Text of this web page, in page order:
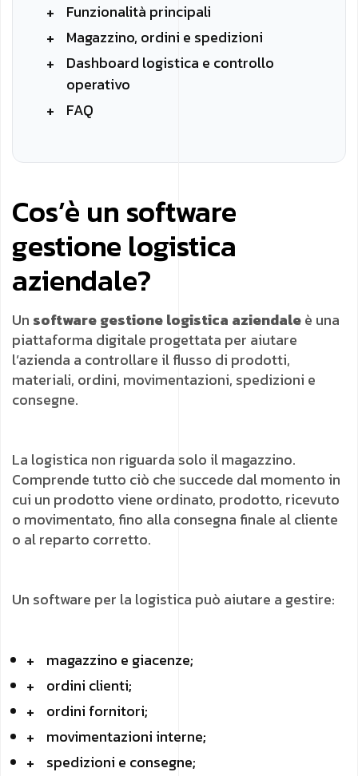
Funzionalità principali
Magazzino, ordini e spedizioni
Dashboard logistica e controllo
operativo
FAQ
Cos’è un software
gestione logistica
aziendale?
Un software gestione logistica aziendaleè una
piattaforma digitale progettata per aiutare
l’azienda a controllare il flusso di prodotti,
materiali, ordini, movimentazioni, spedizioni e
consegne.
La logistica non riguarda solo il magazzino.
Comprende tutto ciò che succede dal momento in
cui un prodotto viene ordinato, prodotto, ricevuto
o movimentato, fino alla consegna finale al cliente
o al reparto corretto.
Un software per la logistica può aiutare a gestire:
magazzino e giacenze;
ordini clienti;
ordini fornitori;
movimentazioni interne;
spedizioni e consegne;